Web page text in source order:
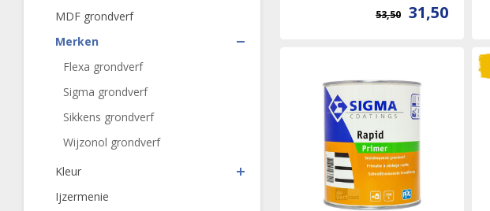
MDF grondverf
Merken
Flexa grondverf
Sigma grondverf
Sikkens grondverf
Wijzonol grondverf
Kleur
Ijzermenie
53,50 31,50